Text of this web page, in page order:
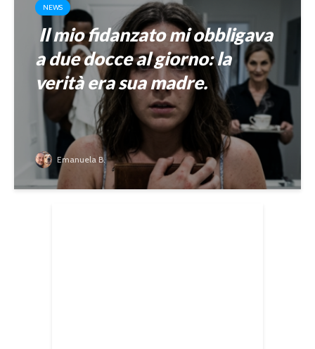
NEWS
Il mio fidanzato mi obbligava
a due docce al giorno: la
verità era sua madre.
Emanuela B.